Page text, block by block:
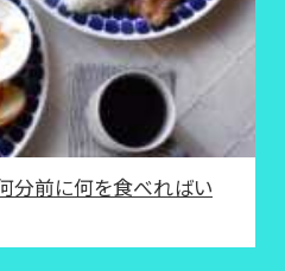
分前に何を食べればい